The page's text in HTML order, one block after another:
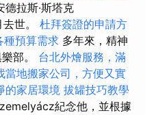
德拉斯·斯塔克
世。 杜拜簽證的申請方
預算需求 多年來，精神
部。 台北外燴服務，滿
當地搬家公司，方便又實
的家居環境 拔罐技巧教學
紀念他，並根據